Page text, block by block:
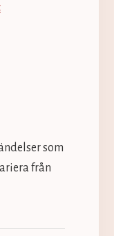
som
från